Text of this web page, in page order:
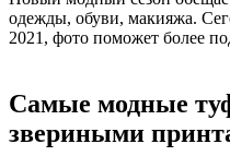
одежды, обуви, макияжа.
2021, фото поможет более
Самые модные
звериными